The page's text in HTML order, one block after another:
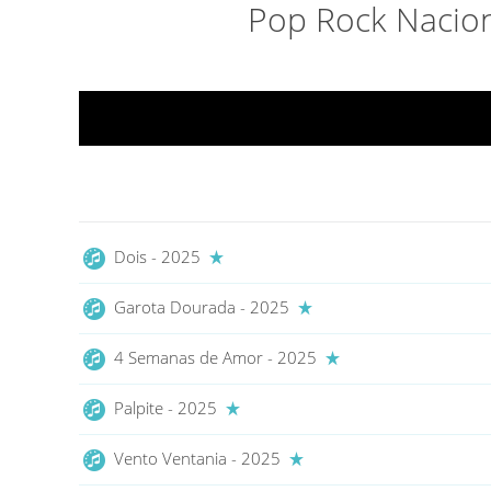
Pop Rock
Dois - 2025
Garota Dourada - 2025
4 Semanas de Amor - 2025
Palpite - 2025
Vento Ventania - 2025